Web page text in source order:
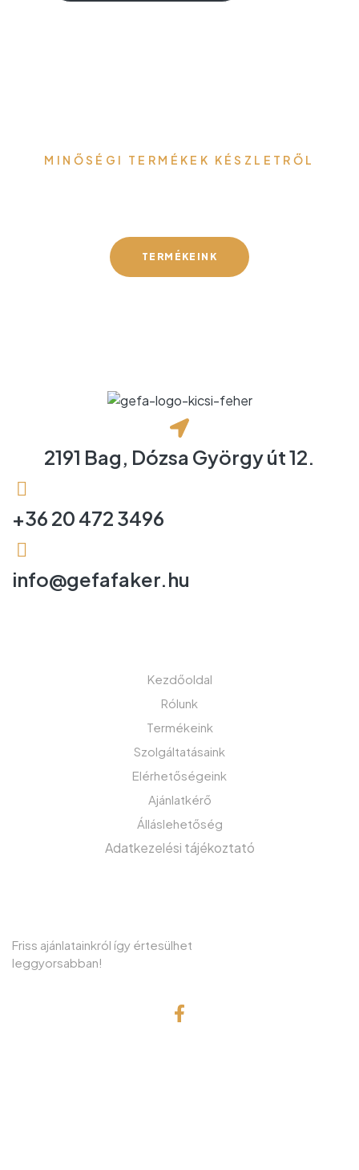
MINŐSÉGI TERMÉKEK KÉSZLETRŐL
TERMÉKEINK
2191 Bag, Dózsa György út 12.
+36 20 472 3496
info@gefafaker.hu
Kezdőoldal
Rólunk
Termékeink
Szolgáltatásaink
Elérhetőségeink
Ajánlatkérő
Álláslehetőség
Adatkezelési tájékoztató
Friss ajánlatainkról így értesülhet
leggyorsabban!